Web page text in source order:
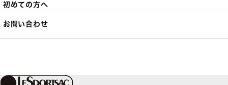
初めての方へ
お問い合わせ